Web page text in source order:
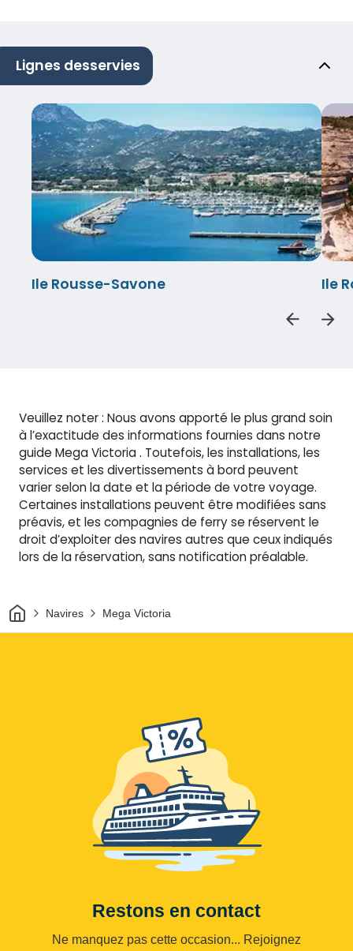
Lignes desservies
Ile Rousse-Savone Ile
Veuillez noter : Nous avons apporté le plus grand soin
à l’exactitude des informations fournies dans notre
guide Mega Victoria . Toutefois, les installations, les
services et les divertissements à bord peuvent
varier selon la date et la période de votre voyage.
Certaines installations peuvent être modifiées sans
préavis, et les compagnies de ferry se réservent le
droit d’exploiter des navires autres que ceux indiqués
lors de la réservation, sans notification préalable.
MaisonNavires Mega Victoria
Restons en contact
Ne manquez pas cette occasion... Rejoignez